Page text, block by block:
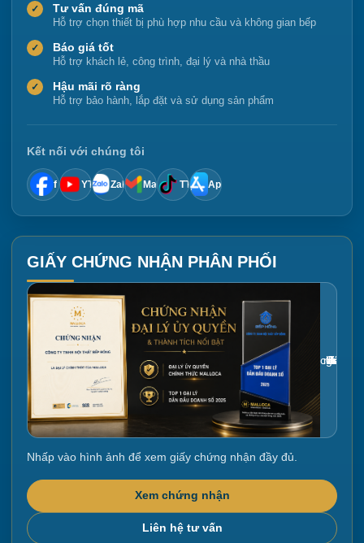
✓ Tư vấn đúng mã
Hỗ trợ chọn thiết bị phù hợp nhu cầu và không gian bếp
✓ Báo giá tốt
Hỗ trợ khách lẻ, công trình, đại lý và nhà thầu
✓ Hậu mãi rõ ràng
Hỗ trợ bảo hành, lắp đặt và sử dụng sản phẩm
Kết nối với chúng tôi
f YT Zalo Mail TT App
GIẤY CHỨNG NHẬN PHÂN PHỐI
Gắn link ảnh giấy chứng nhận tại đây
Nhấp vào hình ảnh để xem giấy chứng nhận đầy đủ.
Xem chứng nhận
Liên hệ tư vấn